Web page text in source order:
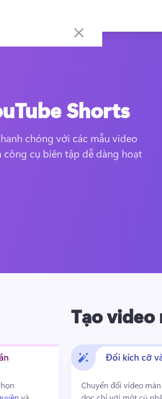
Shorts
chóng với các mẫu video
cụ biên tập dễ dàng hoạt
Tạo video
Đổi kích cỡ
Chuyển đổi video